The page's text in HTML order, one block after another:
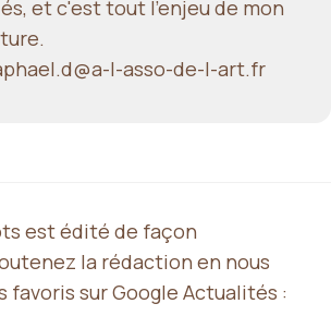
et c'est tout l'enjeu de mon
l-asso-de-l-art.fr
est édité de façon
la rédaction en nous
favoris sur Google Actualités :